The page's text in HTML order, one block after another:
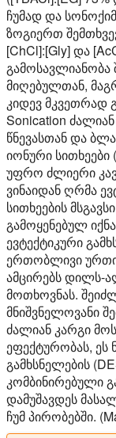
ჩუმად და
ზოგიერთ
[ChCl]:[Gly] და
გამოსავლიანობა
მიღებულთან,
კიდევ მკვეთრად
Sonication
წნევასთან და
იონური სითხეები
უფრო ძლიერი
ვინაიდან ღრმა
სითხეების
გამოყენებულ
ევტექტიკური
ერთობლივი
ამცირებს დილს-
მოთხოვნას.
მნიშვნელოვანი
ძალიან კარგი
ეფექტურობას, ეს
გამხსნელების
კომბინირებული
დამუშავდეს
ჩუმ პირობებში.